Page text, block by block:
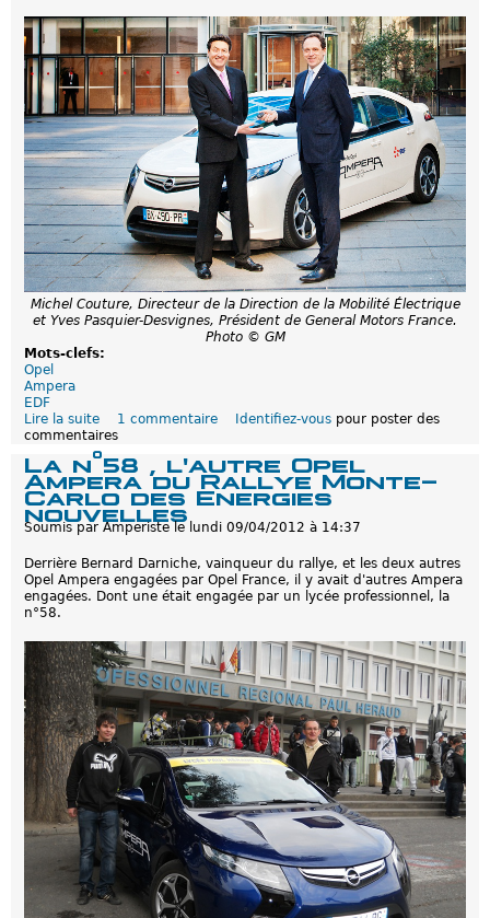
2
r
a
:
L
e
s
c
o
n
c
e
s
o
n
s
a
g
é
n
F
r
a
n
c
e
M
i
s
o
u
r
Michel Couture, Directeur de la Direction de la Mobilité Électrique
et Yves Pasquier-Desvignes, Président de General Motors France.
Photo © GM
Mots-clefs:
Opel
Ampera
EDF
Lire la suite
e
P
a
r
t
e
n
r
i
a
n
t
r
e
G
e
n
e
l
M
o
o
r
1 commentaire Identifiez-vous pour poster des
commentaires
La n°58 , l'autre Opel
Ampera du Rallye Monte-
Carlo des Energies
nouvelles
Soumis par Amperiste le lundi 09/04/2012 à 14:37
Derrière Bernard Darniche, vainqueur du rallye, et les deux autres
Opel Ampera engagées par Opel France, il y avait d'autres Ampera
engagées. Dont une était engagée par un lycée professionnel, la
n°58.